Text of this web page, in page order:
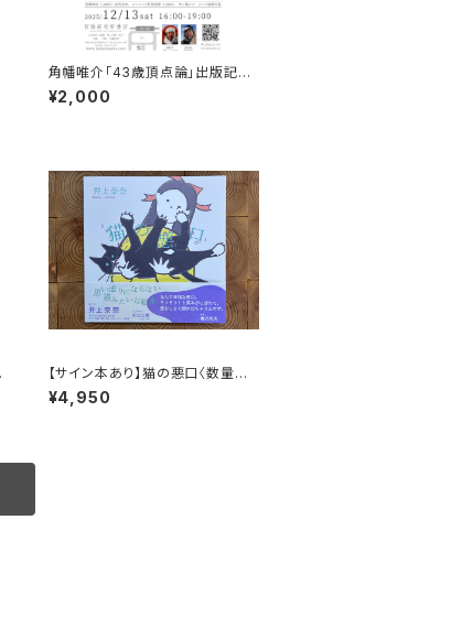
角幡唯介「43歳頂点論」出版記念
トークイベント録画視聴権
¥2,000
【サイン本あり】猫の悪口〈数量限
定・オリジナルトート付き〉
¥4,950